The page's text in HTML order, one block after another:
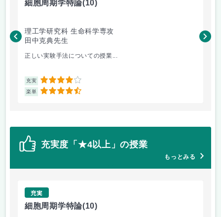
細胞周期学特論(10)
理工学研究科 生命科学専攻
田中克典先生
正しい実験手法についての授業...
充実 4
楽単 4.5
大
充実度「★4以上」の授業
もっとみる
充実
細胞周期学特論(10)